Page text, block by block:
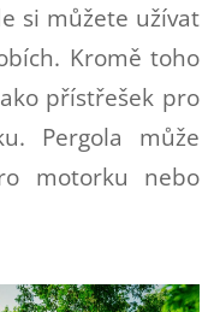
si můžete užívat
Kromě toho
přístřešek pro
Pergola může
motorku nebo